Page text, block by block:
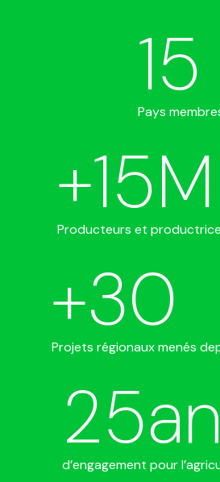
Pays
15
Producteurs et
+15M
Projets régionaux menés
+30
d’engagement pour
25